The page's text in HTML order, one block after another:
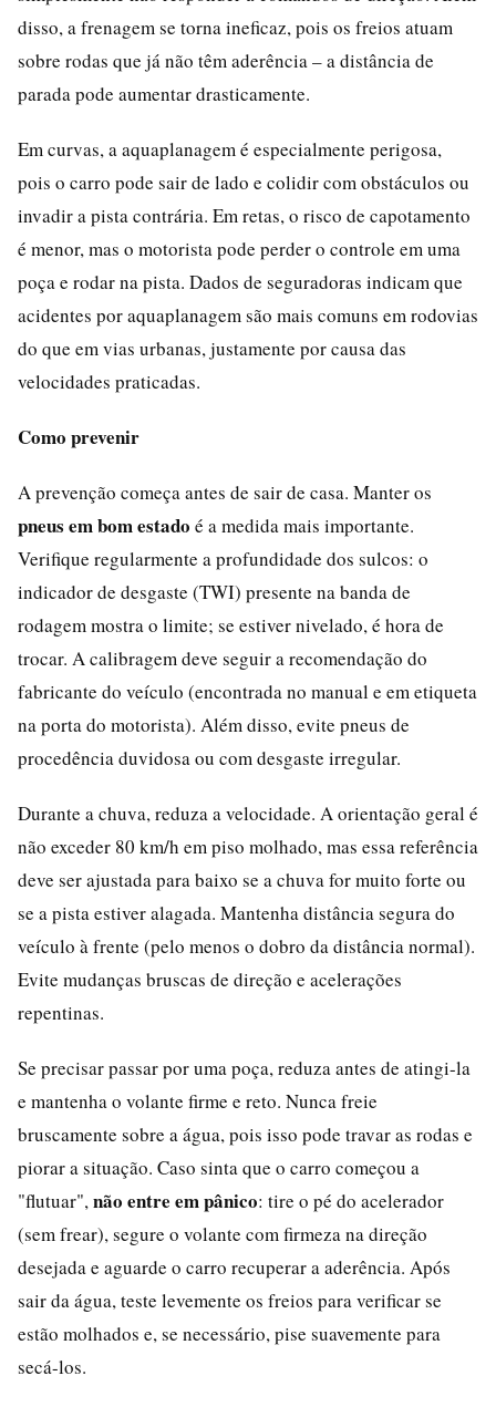
disso, a frenagem se torna ineficaz, pois os freios atuam
sobre rodas que já não têm aderência – a distância de
parada pode aumentar drasticamente.
Em curvas, a aquaplanagem é especialmente perigosa,
pois o carro pode sair de lado e colidir com obstáculos ou
invadir a pista contrária. Em retas, o risco de capotamento
é menor, mas o motorista pode perder o controle em uma
poça e rodar na pista. Dados de seguradoras indicam que
acidentes por aquaplanagem são mais comuns em rodovias
do que em vias urbanas, justamente por causa das
velocidades praticadas.
Como prevenir
A prevenção começa antes de sair de casa. Manter os
pneus em bom estado é a medida mais importante.
Verifique regularmente a profundidade dos sulcos: o
indicador de desgaste (TWI) presente na banda de
rodagem mostra o limite; se estiver nivelado, é hora de
trocar. A calibragem deve seguir a recomendação do
fabricante do veículo (encontrada no manual e em etiqueta
na porta do motorista). Além disso, evite pneus de
procedência duvidosa ou com desgaste irregular.
Durante a chuva, reduza a velocidade. A orientação geral é
não exceder 80 km/h em piso molhado, mas essa referência
deve ser ajustada para baixo se a chuva for muito forte ou
se a pista estiver alagada. Mantenha distância segura do
veículo à frente (pelo menos o dobro da distância normal).
Evite mudanças bruscas de direção e acelerações
repentinas.
Se precisar passar por uma poça, reduza antes de atingi-la
e mantenha o volante firme e reto. Nunca freie
bruscamente sobre a água, pois isso pode travar as rodas e
piorar a situação. Caso sinta que o carro começou a
"flutuar", não entre em pânico: tire o pé do acelerador
(sem frear), segure o volante com firmeza na direção
desejada e aguarde o carro recuperar a aderência. Após
sair da água, teste levemente os freios para verificar se
estão molhados e, se necessário, pise suavemente para
secá-los.